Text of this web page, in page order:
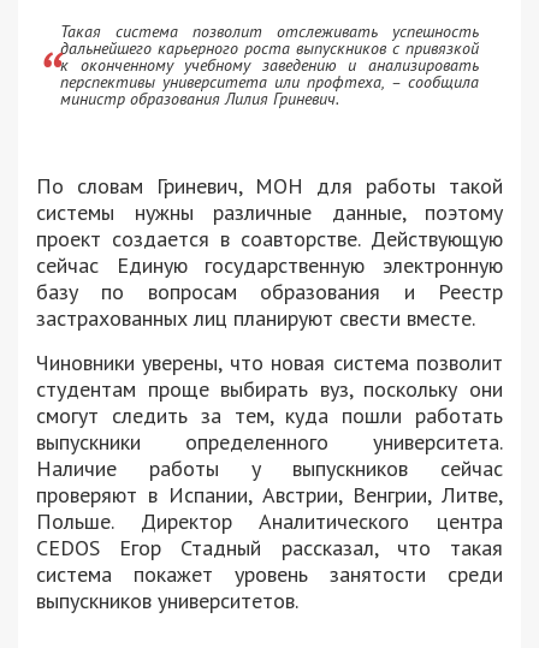
Такая система позволит отслеживать успешность
дальнейшего карьерного роста выпускников с привязкой
к оконченному учебному заведению и анализировать
перспективы университета или профтеха, – сообщила
министр образования Лилия Гриневич.
По словам Гриневич, МОН для работы такой
системы нужны различные данные, поэтому
проект создается в соавторстве. Действующую
сейчас Единую государственную электронную
базу по вопросам образования и Реестр
застрахованных лиц планируют свести вместе.
Чиновники уверены, что новая система позволит
студентам проще выбирать вуз, поскольку они
смогут следить за тем, куда пошли работать
выпускники определенного университета.
Наличие работы у выпускников сейчас
проверяют в Испании, Австрии, Венгрии, Литве,
Польше. Директор Аналитического центра
CEDOS Егор Стадный рассказал, что такая
система покажет уровень занятости среди
выпускников университетов.